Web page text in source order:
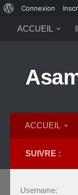
propos
de
Connexion
ACCUEIL
ACCUEIL
SUIVRE :
Username: